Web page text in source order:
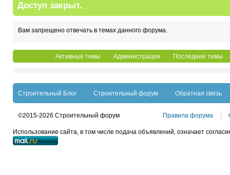
Доступ закрыт.
Вам запрещено отвечать в темах данного форума.
Активные темы Администрация Последние темы
Строительный Блог Строительный форум Обратная связь
©2015-2026 Строительный форум Правила форума
Использование сайта, в том числе подача объявлений, означает